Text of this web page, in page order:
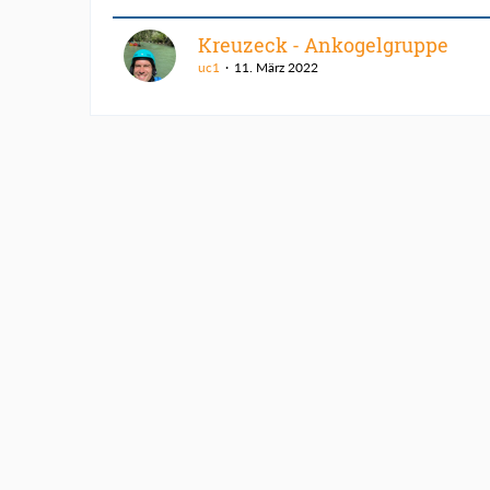
Kreuzeck - Ankogelgruppe
uc1 11. März 2022